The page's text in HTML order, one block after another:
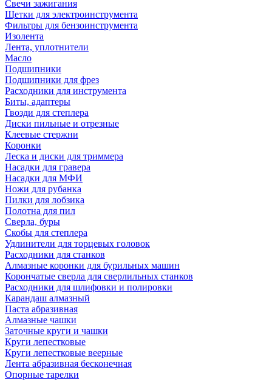
Свечи зажигания
Щетки для электроинструмента
Фильтры для бензоинструмента
Изолента
Лента, уплотнители
Масло
Подшипники
Подшипники для фрез
Расходники для инструмента
Биты, адаптеры
Гвозди для степлера
Диски пильные и отрезные
Клеевые стержни
Коронки
Леска и диски для триммера
Насадки для гравера
Насадки для МФИ
Ножи для рубанка
Пилки для лобзика
Полотна для пил
Сверла, буры
Скобы для степлера
Удлинители для торцевых головок
Расходники для станков
Алмазные коронки для бурильных машин
Корончатые сверла для сверлильных станков
Расходники для шлифовки и полировки
Карандаш алмазный
Паста абразивная
Алмазные чашки
Заточные круги и чашки
Круги лепестковые
Круги лепестковые веерные
Лента абразивная бесконечная
Опорные тарелки